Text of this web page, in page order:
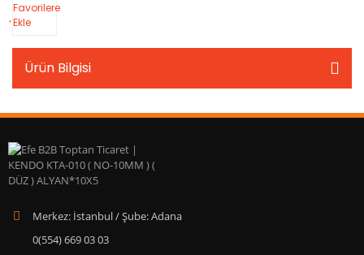
Favorilere
Ekle
Ürün Bilgisi
Merkez: İstanbul / Şube: Adana
0(554) 669 03 03